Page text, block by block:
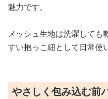
魅力です。
メッシュ生地は洗濯しても
すい抱っこ紐として日常使
やさしく包み込む前